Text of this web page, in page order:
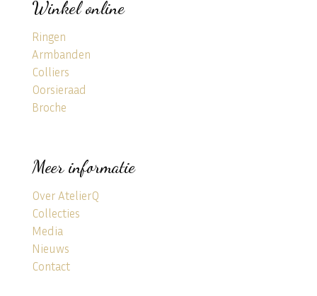
Winkel online
Ringen
Armbanden
Colliers
Oorsieraad
Broche
Meer informatie
Over AtelierQ
Collecties
Media
Nieuws
Contact